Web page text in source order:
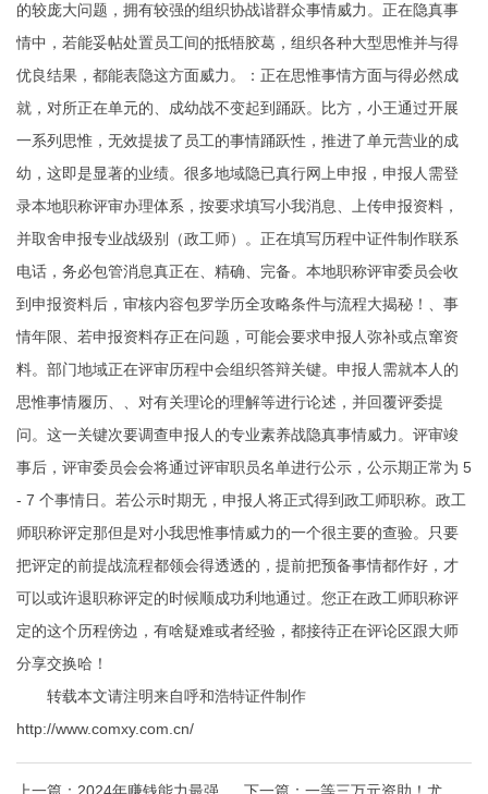
的较庞大问题，拥有较强的组织协战谐群众事情威力。正在隐真事
情中，若能妥帖处置员工间的抵牾胶葛，组织各种大型思惟并与得
优良结果，都能表隐这方面威力。：正在思惟事情方面与得必然成
就，对所正在单元的、成幼战不变起到踊跃。比方，小王通过开展
一系列思惟，无效提拔了员工的事情踊跃性，推进了单元营业的成
幼，这即是显著的业绩。很多地域隐已真行网上申报，申报人需登
录本地职称评审办理体系，按要求填写小我消息、上传申报资料，
并取舍申报专业战级别（政工师）。正在填写历程中证件制作联系
电话，务必包管消息真正在、精确、完备。本地职称评审委员会收
到申报资料后，审核内容包罗学历全攻略条件与流程大揭秘！、事
情年限、若申报资料存正在问题，可能会要求申报人弥补或点窜资
料。部门地域正在评审历程中会组织答辩关键。申报人需就本人的
思惟事情履历、、对有关理论的理解等进行论述，并回覆评委提
问。这一关键次要调查申报人的专业素养战隐真事情威力。评审竣
事后，评审委员会会将通过评审职员名单进行公示，公示期正常为 5
- 7 个事情日。若公示时期无，申报人将正式得到政工师职称。政工
师职称评定那但是对小我思惟事情威力的一个很主要的查验。只要
把评定的前提战流程都领会得透透的，提前把预备事情都作好，才
可以或许退职称评定的时候顺成功利地通过。您正在政工师职称评
定的这个历程傍边，有啥疑难或者经验，都接待正在评论区跟大师
分享交换哈！
转载本文请注明来自呼和浩特证件制作
http://www.comxy.com.cn/